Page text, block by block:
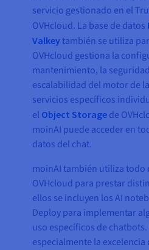
servicio gestionado en el
OVHcloud. La base de datos
Valkeytambién se utiliza
OVHcloud gestiona la
mantenimiento, la
escalabilidad del motor de
servicios específicos
el Object Storage de
moinAI puede acceder en
datos del chat.
moinAI también utiliza todo
OVHcloud para prestar
ellos se incluyen los AI
Deploy para implementar
uso específicos de
especialmente la excelencia